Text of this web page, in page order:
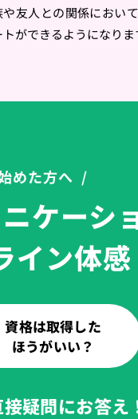
や友人との関係におい
トができるようになりま
めた方へ /
ケーシ
イン体
資格は取得した
ほうがいい？
疑問にお答え